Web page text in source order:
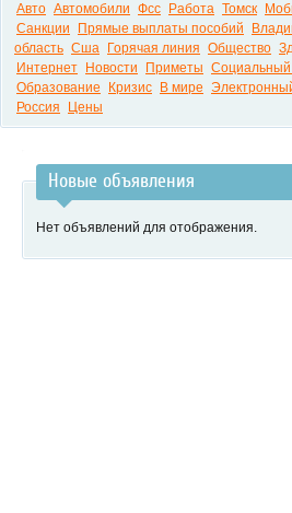
Авто Автомобили Фсс Работа Томск
Санкции
Прямые выплаты пособий
область Сша Горячая линия Общество
Интернет
Новости Приметы Социальный
Образование
Кризис В мире
Россия
Цены
Новые объявления
Нет объявлений для отображения.